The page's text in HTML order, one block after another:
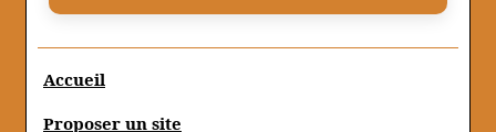
Accueil
Proposer un site